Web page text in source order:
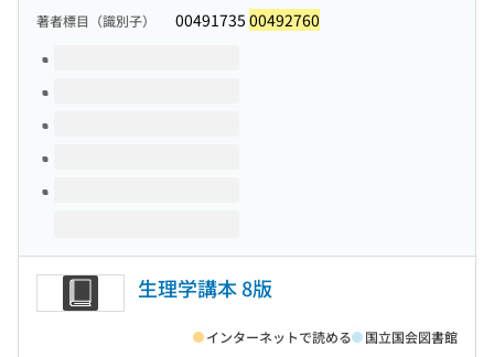
著者標目（識別子） 00491735 00492760
このタイトルの巻号
生理学講本 8版
インターネットで読める 国立国会図書館